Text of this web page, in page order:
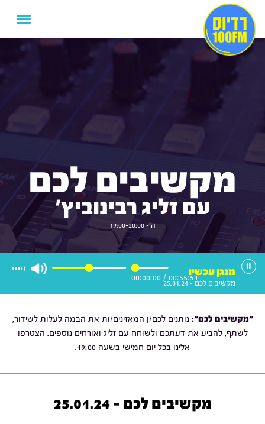
מקשיבים לכם
עם זליג רבינוביץ'
ה'- 19:00-20:00
00:55:51
/
00:00:00
מנגן עכשיו
מקשיבים לכם - 25.01.24
"מקשיבים לכם": נותנים לכם/ן המאזינים/ות את הבמה לעלות לשידור,
לשתף, להביע את דעתכם ולשוחח עם זליג ואורחים נוספים. הצטרפו
אלינו בכל יום חמישי בשעה 19:00.
מקשיבים לכם - 25.01.24